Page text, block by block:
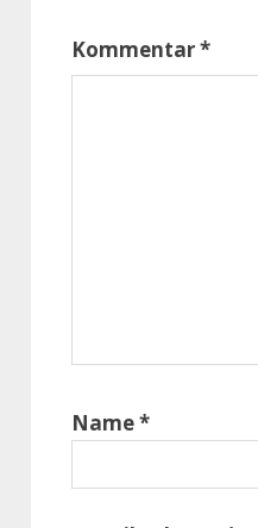
Kommentar*
Name*